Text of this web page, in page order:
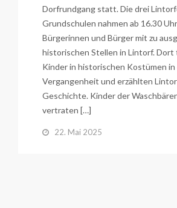
Dorfrundgang statt. Die drei
Grundschulen nahmen ab 16.30
Bürgerinnen und Bürger mit zu
historischen Stellen in Lintorf.
Kinder in historischen Kostümen in
Vergangenheit und erzählten
Geschichte. Kinder der
vertraten […]
22. Mai 2025